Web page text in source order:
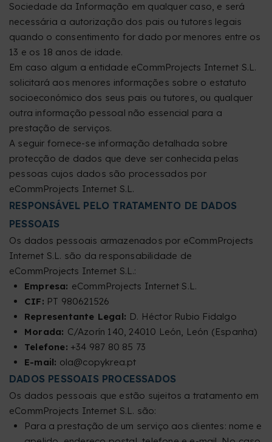
Sociedade da Informação em qualquer caso, e será
necessária a autorização dos pais ou tutores legais
quando o consentimento for dado por menores entre os
13 e os 18 anos de idade.
Em caso algum a entidade eCommProjects Internet S.L.
solicitará aos menores informações sobre o estatuto
socioeconómico dos seus pais ou tutores, ou qualquer
outra informação pessoal não essencial para a
prestação de serviços.
A seguir fornece-se informação detalhada sobre
protecção de dados que deve ser conhecida pelas
pessoas cujos dados são processados por
eCommProjects Internet S.L.
RESPONSÁVEL PELO TRATAMENTO DE DADOS
PESSOAIS
Os dados pessoais armazenados por eCommProjects
Internet S.L. são da responsabilidade de
eCommProjects Internet S.L.:
Empresa: eCommProjects Internet S.L.
CIF: PT 980621526
Representante Legal: D. Héctor Rubio Fidalgo
Morada: C/Azorín 140, 24010 León, León (Espanha)
Telefone: +34 987 80 85 73
E-mail: ola@copykrea.pt
DADOS PESSOAIS PROCESSADOS
Os dados pessoais que estão sujeitos a tratamento em
eCommProjects Internet S.L. são:
Para a prestação de um serviço aos clientes: nome e